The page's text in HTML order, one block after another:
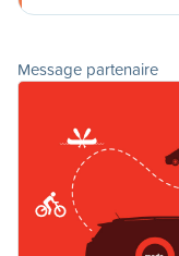
Message partenaire